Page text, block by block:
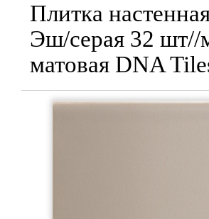
Плитка
Эш/серая 32 шт//
матовая DNA